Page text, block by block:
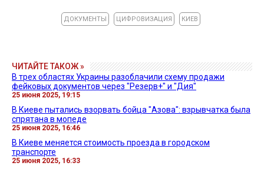
ДОКУМЕНТЫ ЦИФРОВИЗАЦИЯ КИЕВ
ЧИТАЙТЕ ТАКОЖ »
В трех областях Украины разоблачили схему продажи
фейковых документов через "Резерв+" и "Дия"
25 июня 2025, 19:15
В Киеве пытались взорвать бойца "Азова": взрывчатка была
спрятана в мопеде
25 июня 2025, 16:46
В Киеве меняется стоимость проезда в городском
транспорте
25 июня 2025, 16:33